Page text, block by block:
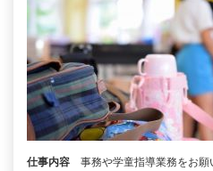
仕事内容
事務や学童指導業務をお